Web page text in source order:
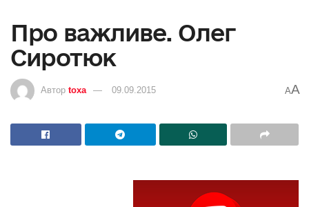
Про важливе. Олег
Сиротюк
Автор toxa 09.09.2015 AA